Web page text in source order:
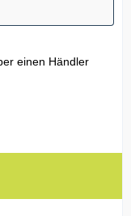
einen Händler